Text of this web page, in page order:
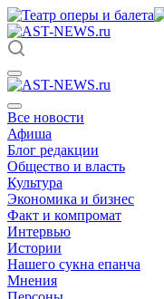
Все новости
Афиша
Блог редакции
Общество и власть
Культура
Экономика и бизнес
Факт и компромат
Интервью
Истории
Нашего сукна епанча
Мнения